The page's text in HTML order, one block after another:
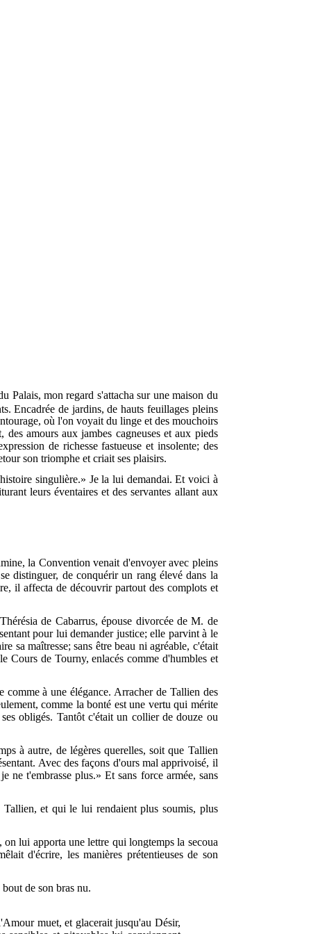
Palais, mon regard s'attacha sur une maison du
Encadrée de jardins, de hauts feuillages pleins
où l'on voyait du linge et des mouchoirs
des amours aux jambes cagneuses et aux pieds
de richesse fastueuse et insolente; des
son triomphe et criait ses plaisirs.
singulière.» Je la lui demandai. Et voici à
leurs éventaires et des servantes allant aux
la Convention venait d'envoyer avec pleins
distinguer, de conquérir un rang élevé dans la
il affecta de découvrir partout des complots et
de Cabarrus, épouse divorcée de M. de
pour lui demander justice; elle parvint à le
sa maîtresse; sans être beau ni agréable, c'était
Cours de Tourny, enlacés comme d'humbles et
à une élégance. Arracher de Tallien des
comme la bonté est une vertu qui mérite
obligés. Tantôt c'était un collier de douze ou
à autre, de légères querelles, soit que Tallien
Avec des façons d'ours mal apprivoisé, il
t'embrasse plus.» Et sans force armée, sans
et qui le lui rendaient plus soumis, plus
lui apporta une lettre qui longtemps la secoua
d'écrire, les manières prétentieuses de son
de son bras nu.
muet, et glacerait jusqu'au Désir,